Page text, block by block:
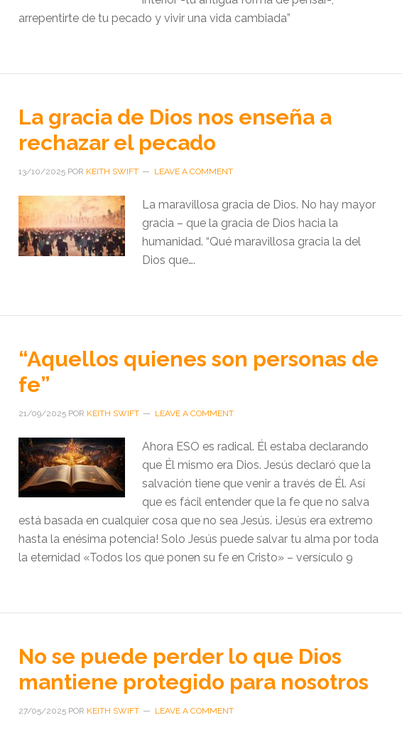
arrepentirte de tu pecado y vivir una vida cambiada”
La gracia de Dios nos enseña a
rechazar el pecado
13/10/2025 POR KEITH SWIFT LEAVE A COMMENT
La maravillosa gracia de Dios. No hay mayor
gracia – que la gracia de Dios hacia la
humanidad. “Qué maravillosa gracia la del
Dios que….
“Aquellos quienes son personas de
fe”
21/09/2025 POR KEITH SWIFT LEAVE A COMMENT
Ahora ESO es radical. Él estaba declarando
que Él mismo era Dios. Jesús declaró que la
salvación tiene que venir a través de Él. Así
que es fácil entender que la fe que no salva
está basada en cualquier cosa que no sea Jesús. ¡Jesús era extremo
hasta la enésima potencia! Solo Jesús puede salvar tu alma por toda
la eternidad «Todos los que ponen su fe en Cristo» – versículo 9
No se puede perder lo que Dios
mantiene protegido para nosotros
27/05/2025 POR KEITH SWIFT LEAVE A COMMENT